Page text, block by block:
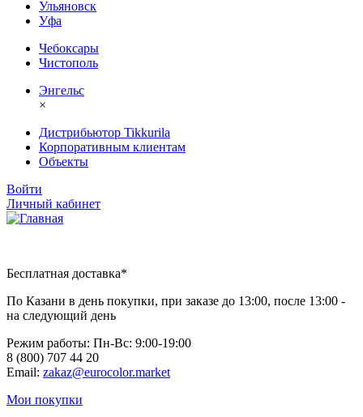
Ульяновск
Уфа
Чебоксары
Чистополь
Энгельс
×
Дистрибьютор Tikkurila
Корпоративным клиентам
Объекты
Войти
Личный кабинет
Бесплатная доставка*
По Казани в день покупки, при заказе до 13:00, после 13:00 -
на следующий день
Режим работы: Пн-Вc: 9:00-19:00
8 (800) 707 44 20
Email: zakaz@eurocolor.market
Мои покупки